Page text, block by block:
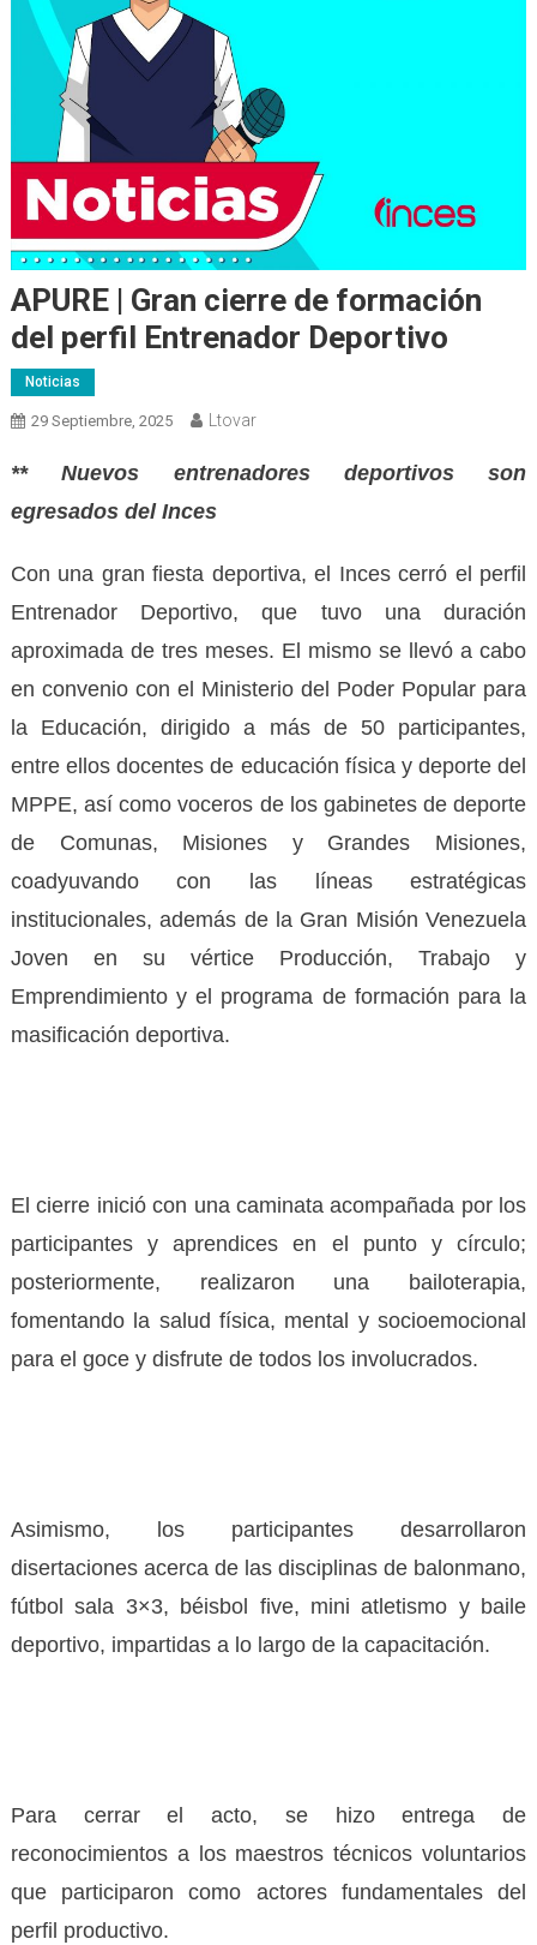
APURE | Gran cierre de formación
del perfil Entrenador Deportivo
Noticias
29 Septiembre, 2025 Ltovar
** Nuevos entrenadores deportivos son
egresados del Inces
Con una gran fiesta deportiva, el Inces cerró el perfil
Entrenador Deportivo, que tuvo una duración
aproximada de tres meses. El mismo se llevó a cabo
en convenio con el Ministerio del Poder Popular para
la Educación, dirigido a más de 50 participantes,
entre ellos docentes de educación física y deporte del
MPPE, así como voceros de los gabinetes de deporte
de Comunas, Misiones y Grandes Misiones,
coadyuvando con las líneas estratégicas
institucionales, además de la Gran Misión Venezuela
Joven en su vértice Producción, Trabajo y
Emprendimiento y el programa de formación para la
masificación deportiva.
El cierre inició con una caminata acompañada por los
participantes y aprendices en el punto y círculo;
posteriormente, realizaron una bailoterapia,
fomentando la salud física, mental y socioemocional
para el goce y disfrute de todos los involucrados.
Asimismo, los participantes desarrollaron
disertaciones acerca de las disciplinas de balonmano,
fútbol sala 3×3, béisbol five, mini atletismo y baile
deportivo, impartidas a lo largo de la capacitación.
Para cerrar el acto, se hizo entrega de
reconocimientos a los maestros técnicos voluntarios
que participaron como actores fundamentales del
perfil productivo.